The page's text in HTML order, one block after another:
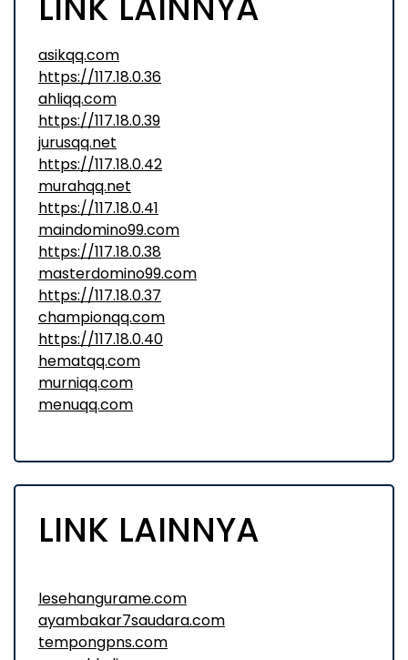
asikqq.com
https://117.18.0.36
ahliqq.com
https://117.18.0.39
jurusqq.net
https://117.18.0.42
murahqq.net
https://117.18.0.41
maindomino99.com
https://117.18.0.38
masterdomino99.com
https://117.18.0.37
championqq.com
https://117.18.0.40
hematqq.com
murniqq.com
menuqq.com
LINK LAINNYA
lesehangurame.com
ayambakar7saudara.com
tempongpns.com